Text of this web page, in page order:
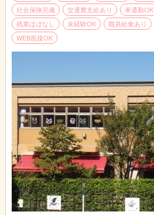
時保護者対応
※状況によってはクラスをまとめて頂
お任せすることはありません（担任不
※各クラスに社員がおりますので、重
ません
【&KIDSのはたらきやすさ】
・扶養内勤務可能
・有給は入社日に即時付与
・子育て世帯応援プランとして「こど
に付与！
・車通勤可能！
・その他ミネラルウォーター飲み放
・シフトはご希望に出来る限り応じま
社会保険完備
交通費支給あり 車通勤OK
残業ほぼなし
未経験OK 職員給食あり
WEB面接OK